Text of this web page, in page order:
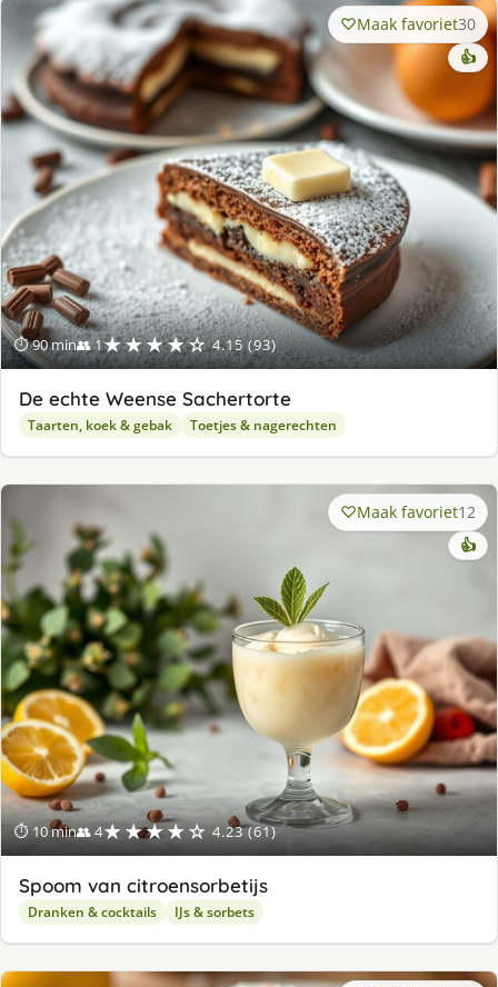
⏱ 90 min👥 1★★★★☆ 4.15 (93)
Maak favoriet30
👍
De echte Weense Sachertorte
Taarten, koek & gebak Toetjes & nagerechten
⏱ 10 min👥 4★★★★☆ 4.23 (61)
Maak favoriet12
👍
Spoom van citroensorbetijs
Dranken & cocktails IJs & sorbets